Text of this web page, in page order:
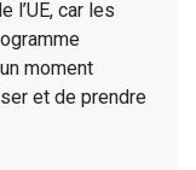
l’UE, car les
moment
et de prendre